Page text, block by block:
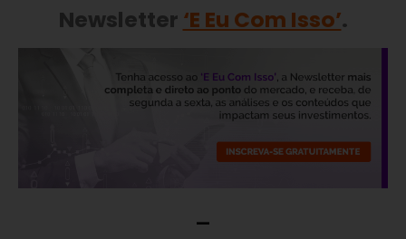
Newsletter ‘E Eu Com Isso’.
—